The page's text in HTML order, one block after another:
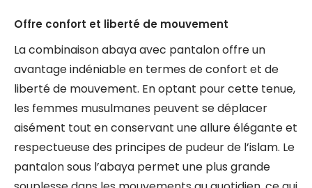
Offre confort et liberté de mouvement
La combinaison abaya avec pantalon offre un
avantage indéniable en termes de confort et de
liberté de mouvement. En optant pour cette tenue,
les femmes musulmanes peuvent se déplacer
aisément tout en conservant une allure élégante et
respectueuse des principes de pudeur de l’islam. Le
pantalon sous l’abaya permet une plus grande